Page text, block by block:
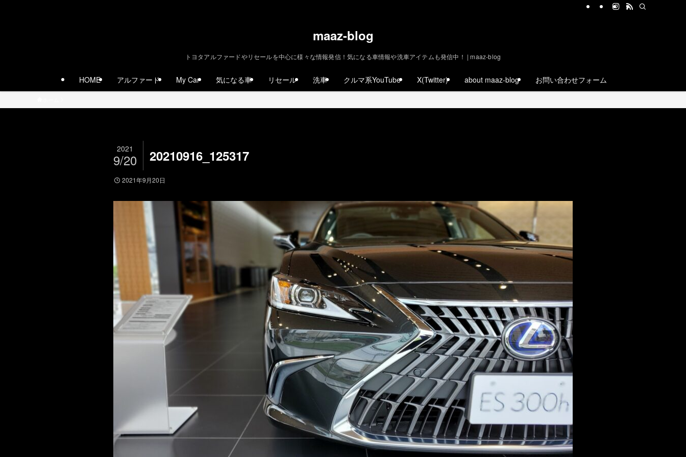
maaz-blog
トヨタアルファードやリセールを中心に様々な情報発信！気になる車情報や洗車アイテムも発信中！ | maaz-blog
HOME アルファード My Car 気になる車 リセール 洗車 クルマ系YouTube X(Twitter) about maaz-blog お問い合わせフォーム
20210916_125317
2021
9/20
2021年9月20日